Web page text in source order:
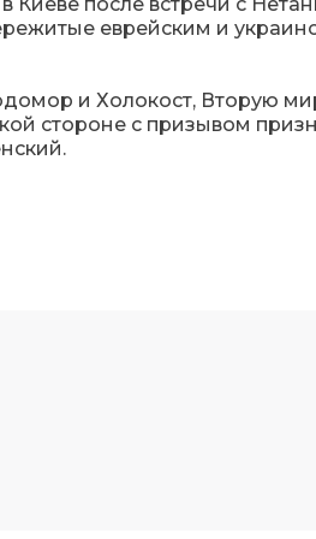
еврейским и
и Холокост, Вторую
стороне с призывом